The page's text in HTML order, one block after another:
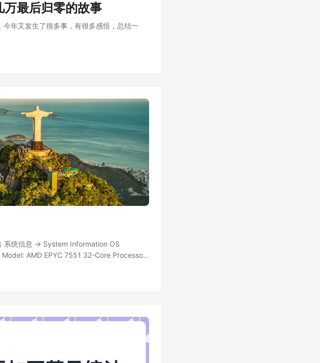
最后归零的故事
年又发生了很多事，有很多感悟，总结一
系统信息 -> System Information OS
AMD EPYC 7551 32-Core Processor